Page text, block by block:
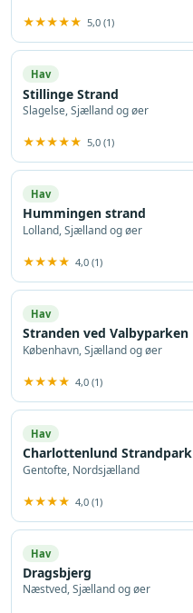
★★★★★ 5,0 (1)
Hav
Stillinge Strand
Slagelse, Sjælland og øer
★★★★★ 5,0 (1)
Hav
Hummingen strand
Lolland, Sjælland og øer
★★★★ 4,0 (1)
Hav
Stranden ved Valbyparken
København, Sjælland og øer
★★★★ 4,0 (1)
Hav
Charlottenlund Strandpark
Gentofte, Nordsjælland
★★★★ 4,0 (1)
Hav
Dragsbjerg
Næstved, Sjælland og øer